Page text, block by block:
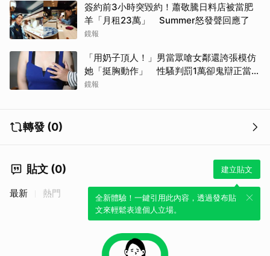
簽約前3小時突毀約！蕭敬騰日料店被當肥
羊「月租23萬」 Summer怒發聲回應了
鏡報
「用奶子頂人！」男當眾嗆女鄰還誇張模仿
她「挺胸動作」 性騷判罰1萬卻鬼辯正當防
衛
鏡報
轉發 (0)
貼文 (0) 建立貼文
全新體驗！一鍵引用此內容，透過發布貼
文來輕鬆表達個人立場。
最新 熱門